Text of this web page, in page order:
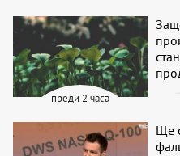
преди 2 часа
Ще